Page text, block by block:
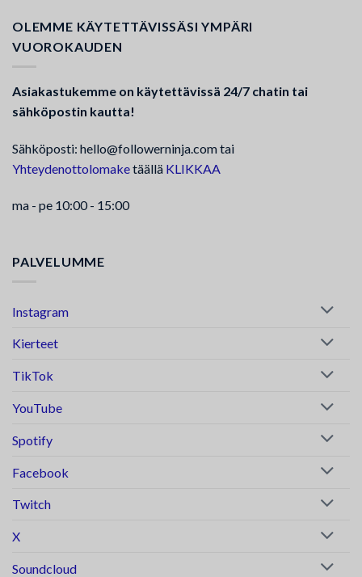
OLEMME KÄYTETTÄVISSÄSI YMPÄRI
VUOROKAUDEN
Asiakastukemme on käytettävissä 24/7 chatin tai
sähköpostin kautta!
Sähköposti: hello@followerninja.com tai
Yhteydenottolomaketäällä KLIKKAA
ma - pe 10:00 - 15:00
PALVELUMME
Instagram
Kierteet
TikTok
YouTube
Spotify
Facebook
Twitch
X
Soundcloud